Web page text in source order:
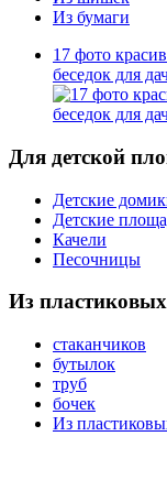
Из бумаги
17 фото
беседок для
Для детской
Детские
Детские
Качели
Песочницы
Из
стаканчиков
бутылок
труб
бочек
Из